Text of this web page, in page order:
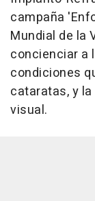
campaña
Mundial de la
concienciar a
condiciones
cataratas, y
visual.